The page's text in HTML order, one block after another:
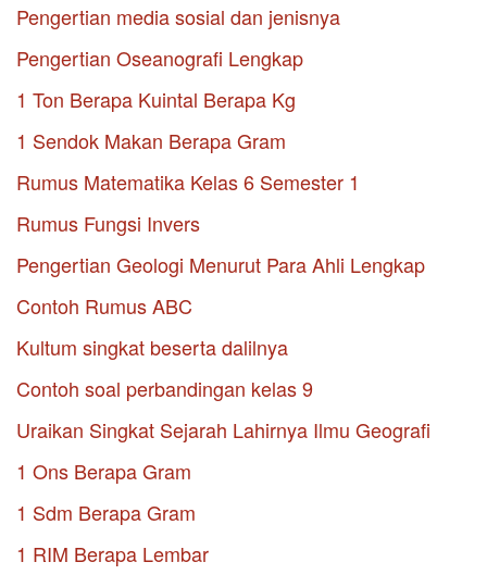
Pengertian media sosial dan jenisnya
Pengertian Oseanografi Lengkap
1 Ton Berapa Kuintal Berapa Kg
1 Sendok Makan Berapa Gram
Rumus Matematika Kelas 6 Semester 1
Rumus Fungsi Invers
Pengertian Geologi Menurut Para Ahli Lengkap
Contoh Rumus ABC
Kultum singkat beserta dalilnya
Contoh soal perbandingan kelas 9
Uraikan Singkat Sejarah Lahirnya Ilmu Geografi
1 Ons Berapa Gram
1 Sdm Berapa Gram
1 RIM Berapa Lembar